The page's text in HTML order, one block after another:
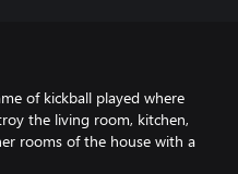
of kickball played where
the living room, kitchen,
rooms of the house with a